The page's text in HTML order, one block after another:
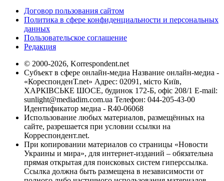
Договор пользования сайтом
Политика в сфере конфиденциальности и персональных
данных
Пользовательское соглашение
Редакция
© 2000-2026, Korrespondent.net
Субъект в сфере онлайн-медиа Название онлайн-медиа -
«КореспонденТ.net» Адрес: 02091, місто Київ,
ХАРКІВСЬКЕ ШОСЕ, будинок 172-Б, офіс 208/1 E-mail:
sunlight@mediadim.com.ua Телефон: 044-205-43-00
Идентификатор медиа - R40-06068
Использование любых материалов, размещённых на
сайте, разрешается при условии ссылки на
Корреспондент.net.
При копировании материалов со страницы «Новости
Украины и мира», для интернет-изданий – обязательна
прямая открытая для поисковых систем гиперссылка.
Ссылка должна быть размещена в независимости от